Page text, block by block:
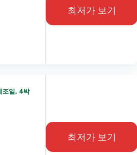
최저가 보기
조일, 4박
최저가 보기